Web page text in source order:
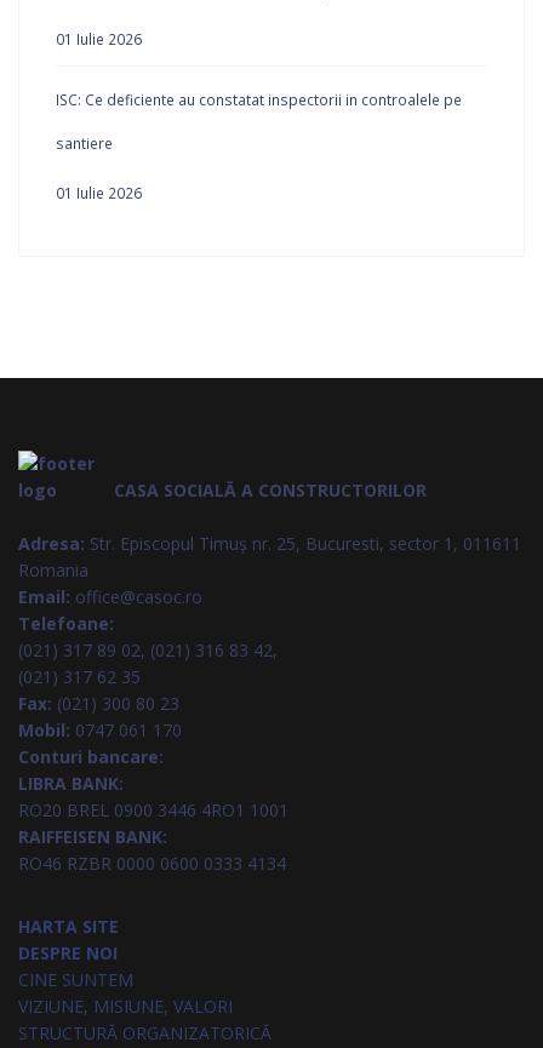
01 Iulie 2026
ISC: Ce deficiente au constatat inspectorii in controalele pe
santiere
01 Iulie 2026
CASA SOCIALĂ A CONSTRUCTORILOR
Adresa: Str. Episcopul Timuș nr. 25, Bucuresti, sector 1, 011611
Romania
Email: office@casoc.ro
Telefoane:
(021) 317 89 02, (021) 316 83 42,
(021) 317 62 35
Fax: (021) 300 80 23
Mobil: 0747 061 170
Conturi bancare:
LIBRA BANK:
RO20 BREL 0900 3446 4RO1 1001
RAIFFEISEN BANK:
RO46 RZBR 0000 0600 0333 4134
HARTA SITE
DESPRE NOI
CINE SUNTEM
VIZIUNE, MISIUNE, VALORI
STRUCTURĂ ORGANIZATORICĂ